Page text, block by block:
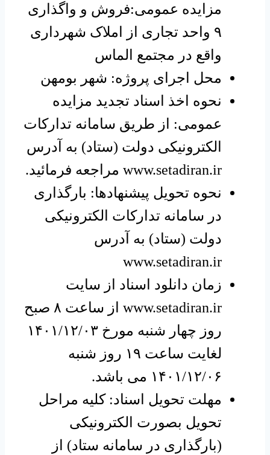
مزایده عمومی:فروش و واگذاری
۹ واحد تجاری از املاک شهرداری
واقع در مجتمع الماس
محل اجرای پروژه: شهر بومهن
نحوه اخذ اسناد تجدید مزایده
عمومی: از طریق سامانه تدارکات
الکترونیکی دولت (ستاد) به آدرس
www.setadiran.ir مراجعه فرمائید.
نحوه تحویل پیشنهادها: بارگذاری
در سامانه تدارکات الکترونیکی
دولت (ستاد) به آدرس
www.setadiran.ir
زمان دانلود اسناد از سایت
www.setadiran.ir از ساعت ۸ صبح
روز چهار شنبه مورخ ۱۴۰۱/۱۲/۰۳
لغایت ساعت ۱۹ روز شنبه
۱۴۰۱/۱۲/۰۶ می باشد.
مهلت تحویل اسناد: کلیه مراحل
تحویل بصورت الکترونیکی
(بارگذاری در سامانه ستاد) از